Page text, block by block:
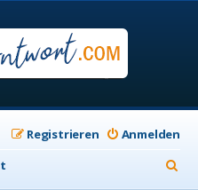
Anmelden
Registrieren